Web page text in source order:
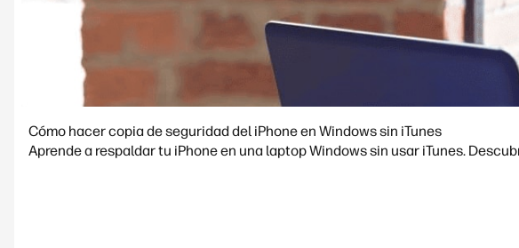
Cómo hacer copia de seguridad del iPhone en Windows sin iTunes
Aprende a respaldar tu iPhone en una laptop Windows sin usar iTunes.